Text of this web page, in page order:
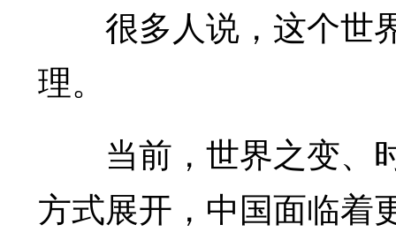
很多人说，这个世
理。
当前，世界之变、
方式展开，中国面临着